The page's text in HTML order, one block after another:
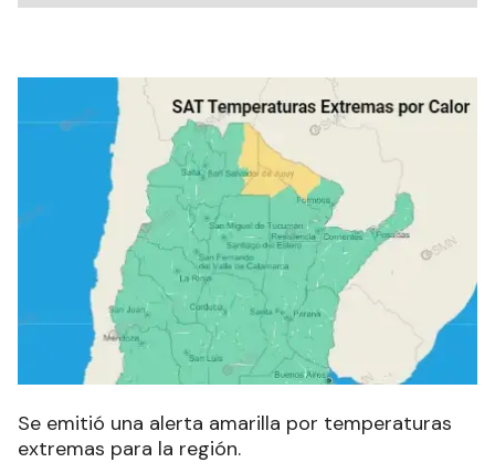
Se emitió una alerta amarilla por temperaturas
extremas para la región.